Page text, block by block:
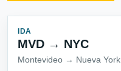
IDA
MVD → NYC
Montevideo → Nueva York